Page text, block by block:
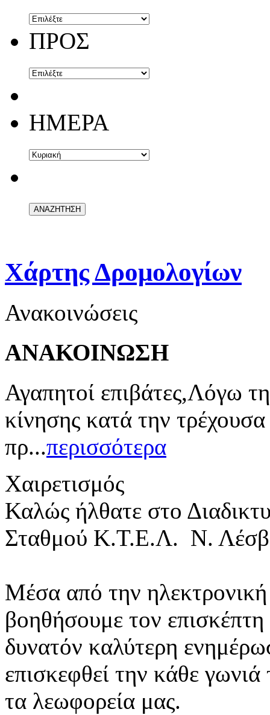
ΠΡΟΣ
ΗΜΕΡΑ
Χάρτης Δρομολογίων
Ανακοινώσεις
ΑΝΑΚΟΙΝΩΣΗ
Αγαπητοί επιβάτες,Λόγω
κίνησης κατά την
πρ...περισσότερα
Χαιρετισμός
Καλώς ήλθατε στο
Σταθμού Κ.Τ.Ε.Λ. Ν.
Μέσα από την ηλεκτρονική
βοηθήσουμε τον
δυνατόν καλύτερη
επισκεφθεί την κάθε
τα λεωφορεία μας.